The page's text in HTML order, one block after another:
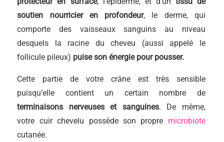
soutien nourricier en profondeur, le derme, qui
comporte des vaisseaux sanguins au niveau
desquels la racine du cheveu (aussi appelé le
follicule pileux) puise son énergie pour pousser.
Cette partie de votre crâne est très sensible
puisqu’elle contient un certain nombre de
terminaisons nerveuses et sanguines. De même,
votre cuir chevelu possède son propre microbiote
cutanée.